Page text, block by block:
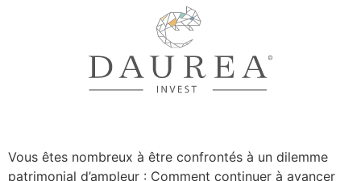
Vous êtes nombreux à être confrontés à un dilemme
patrimonial d’ampleur : Comment continuer à avancer